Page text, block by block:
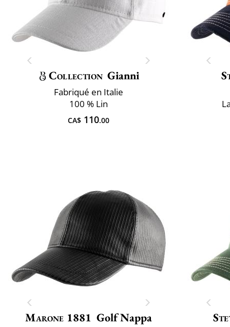
Collection Gianni
Fabriqué en Italie
100 % Lin
CA$ 110.00
Marone 1881 Golf Nappa